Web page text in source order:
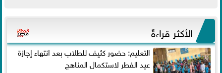
الأكثر قراءةً
التعليم: حضور كثيف للطلاب بعد انتهاء إجازة
عيد الفطر لاستكمال المناهج